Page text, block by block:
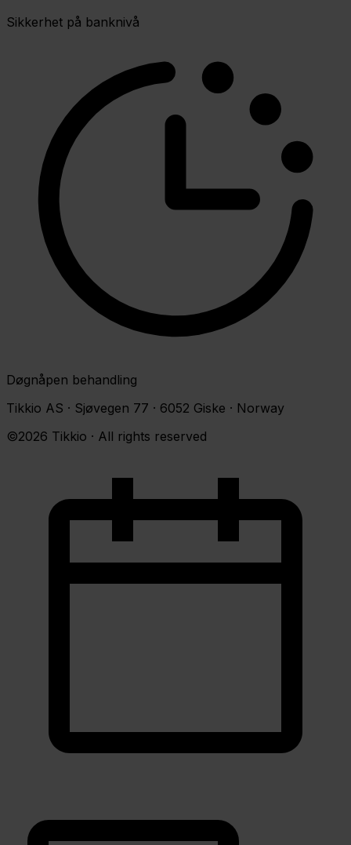
Sikkerhet på banknivå
Døgnåpen behandling
Tikkio AS · Sjøvegen 77 · 6052 Giske · Norway
©2026 Tikkio · All rights reserved